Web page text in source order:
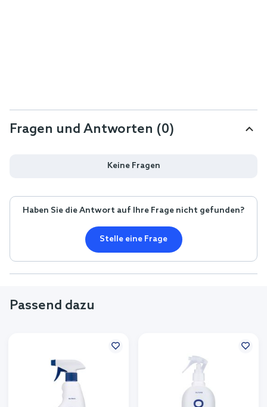
Fragen und Antworten (0)
Keine Fragen
Haben Sie die Antwort auf Ihre Frage nicht gefunden?
Stelle eine Frage
Passend dazu